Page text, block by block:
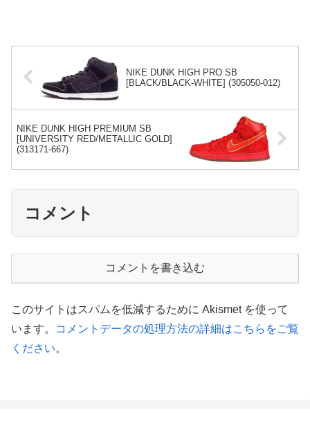
NIKE DUNK HIGH PRO SB
[BLACK/BLACK-WHITE] (305050-012)
NIKE DUNK HIGH PREMIUM SB
[UNIVERSITY RED/METALLIC GOLD]
(313171-667)
コメント
コメントを書き込む
このサイトはスパムを低減するために Akismet を使って
います。
コメントデータの処理方法の詳細はこちらをご覧
ください。